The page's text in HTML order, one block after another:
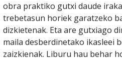
obra praktiko gutxi daude
trebetasun horiek garatzeko
dizkietenak. Eta are gutxiago
maila desberdinetako ikasleei
zaizkienak. Liburu hau behar